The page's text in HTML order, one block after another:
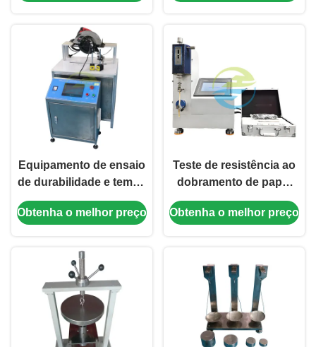
evaporador 1.5*10-5
Mbar.L/S
Equipamento de ensaio
de durabilidade e tempo
de recuperação de
serras elétricas para a
segurança com a norma
IEC 60745
Obtenha o melhor preço
Teste de resistência ao
dobramento de papel
de alta precisão
Equipamento de ensaio
com a ISO/TAPPI com
servo motor
Obtenha o melhor preço